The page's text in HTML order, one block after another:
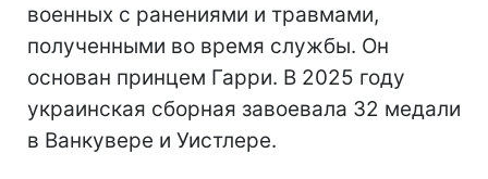
военных с ранениями и травмами,
полученными во время службы. Он
основан принцем Гарри. В 2025 году
украинская сборная завоевала 32 медали
в Ванкувере и Уистлере.